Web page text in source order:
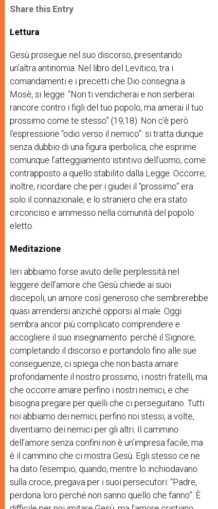
t
s
p
p
s
e
e
b
Share this Entry
Lettura
Gesù prosegue nel suo discorso, presentando
un’altra antinomia. Nel libro del Levitico, tra i
comandamenti e i precetti che Dio consegna a
Mosè, si legge: “Non ti vendicherai e non serberai
rancore contro i figli del tuo popolo, ma amerai il tuo
prossimo come te stesso” (19,18). Non c’è però
l’espressione “odio verso il nemico”: si tratta dunque
senza dubbio di una figura iperbolica, che esprime
comunque l’atteggiamento istintivo dell’uomo, come
contrapposto a quello stabilito dalla Legge. Occorre,
inoltre, ricordare che per i giudei il “prossimo” era
solo il connazionale, e lo straniero che era stato
circonciso e ammesso nella comunità del popolo
eletto.
Meditazione
Ieri abbiamo forse avuto delle perplessità nel
leggere dell’amore che Gesù chiede ai suoi
discepoli, un amore così generoso che sembrerebbe
quasi arrendersi anziché opporsi al male. Oggi
sembra ancor più complicato comprendere e
accogliere il suo insegnamento: perché il Signore,
completando il discorso e portandolo fino alle sue
conseguenze, ci spiega che non basta amare
profondamente il nostro prossimo, i nostri fratelli, ma
che occorre amare perfino i nostri nemici, e che
bisogna pregare per quelli che ci perseguitano. Tutti
noi abbiamo dei nemici; perfino noi stessi, a volte,
diventiamo dei nemici per gli altri. Il cammino
dell’amore senza confini non è un’impresa facile, ma
è il cammino che ci mostra Gesù. Egli stesso ce ne
ha dato l’esempio, quando, mentre lo inchiodavano
sulla croce, pregava per i suoi persecutori: “Padre,
perdona loro perché non sanno quello che fanno”. È